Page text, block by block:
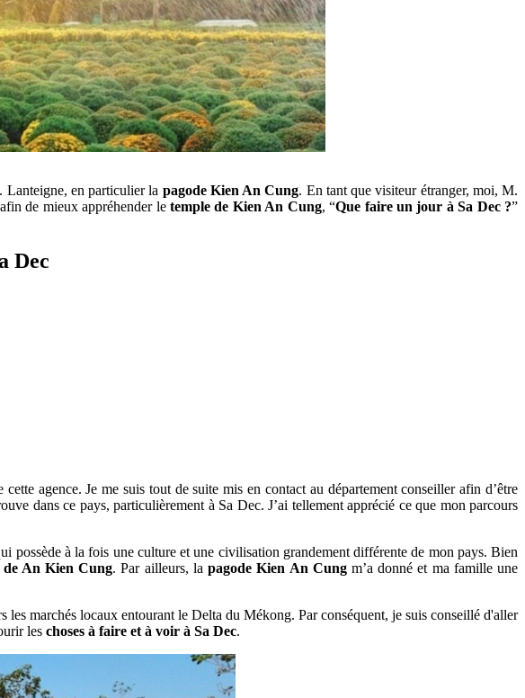
Lanteigne, en particulier la pagode Kien An Cung. En tant que visiteur étranger, moi, M.
de mieux appréhender letemple de Kien An Cung, “Que faire un jour à Sa Dec ?”
Dec
agence. Je me suis tout de suite mis en contact au département conseiller afin d’être
dans ce pays, particulièrement à Sa Dec. J’ai tellement apprécié ce que mon parcours
possède à la fois une culture et une civilisation grandement différente de mon pays. Bien
de An Kien Cung. Par ailleurs, lapagode Kien An Cungm’a donné et ma famille une
les marchés locaux entourant le Delta du Mékong. Par conséquent, je suis conseillé d'aller
les choses à faire et à voir à Sa Dec.